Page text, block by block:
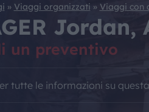
» Viaggi organizzati » Viaggi con
Jordan,
un preventivo
tutte le informazioni su